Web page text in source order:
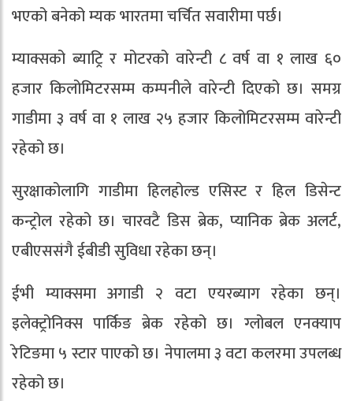
भएको बनेको म्यक भारतमा चर्चित सवारीमा पर्छ।
म्याक्सको ब्याट्रि र मोटरको वारेन्टी ८ वर्ष वा १ लाख ६०
हजार किलोमिटरसम्म कम्पनीले वारेन्टी दिएको छ। समग्र
गाडीमा ३ वर्ष वा १ लाख २५ हजार किलोमिटरसम्म वारेन्टी
रहेको छ।
सुरक्षाकोलागि गाडीमा हिलहोल्ड एसिस्ट र हिल डिसेन्ट
कन्ट्रोल रहेको छ। चारवटै डिस ब्रेक, प्यानिक ब्रेक अलर्ट,
एबीएससंगै ईबीडी सुविधा रहेका छन्।
ईभी म्याक्समा अगाडी २ वटा एयरब्याग रहेका छन्।
इलेक्ट्रोनिक्स पार्किङ ब्रेक रहेको छ। ग्लोबल एनक्याप
रेटिङमा ५ स्टार पाएको छ। नेपालमा ३ वटा कलरमा उपलब्ध
रहेको छ।